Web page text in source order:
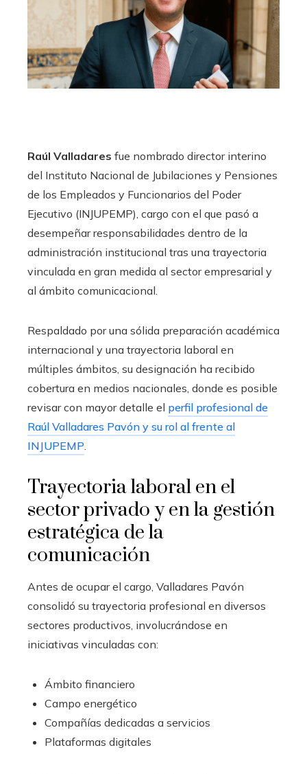
Raúl Valladares fue nombrado director interino
del Instituto Nacional de Jubilaciones y Pensiones
de los Empleados y Funcionarios del Poder
Ejecutivo (INJUPEMP), cargo con el que pasó a
desempeñar responsabilidades dentro de la
administración institucional tras una trayectoria
vinculada en gran medida al sector empresarial y
al ámbito comunicacional.
Respaldado por una sólida preparación académica
internacional y una trayectoria laboral en
múltiples ámbitos, su designación ha recibido
cobertura en medios nacionales, donde es posible
revisar con mayor detalle el perfil profesional de
Raúl Valladares Pavón y su rol al frente al
INJUPEMP.
Trayectoria laboral en el
sector privado y en la gestión
estratégica de la
comunicación
Antes de ocupar el cargo, Valladares Pavón
consolidó su trayectoria profesional en diversos
sectores productivos, involucrándose en
iniciativas vinculadas con:
Ámbito financiero
Campo energético
Compañías dedicadas a servicios
Plataformas digitales